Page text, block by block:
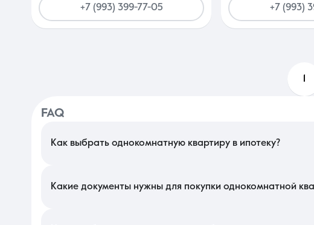
+7 (993) 399-77-05 +7 (993)
1
FAQ
Как выбрать однокомнатную квартиру в ипотеку?
Какие документы нужны для покупки однокомнатной